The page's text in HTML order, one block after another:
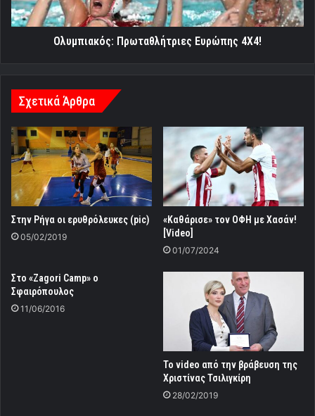
Ολυμπιακός: Πρωταθλήτριες Ευρώπης 4Χ4!
Σχετικά Άρθρα
Στην Ρήγα οι ερυθρόλευκες (pic)
05/02/2019
«Καθάρισε» τον ΟΦΗ με Χασάν!
[Video]
01/07/2024
Στο «Ζagori Camp» ο
Σφαιρόπουλος
11/06/2016
Το video από την βράβευση της
Χριστίνας Τσιλιγκίρη
28/02/2019